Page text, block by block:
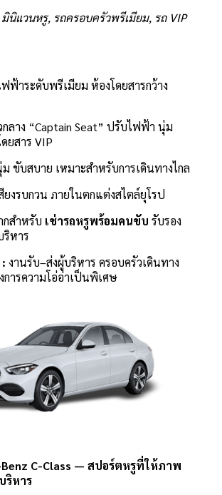
มินิแวนหรู, รถครอบครัวพรีเมียม, รถ VIP
ฟ้าระดับพรีเมียม ห้องโดยสารกว้าง
กลาง “Captain Seat” ปรับไฟฟ้า นุ่ม
ยสาร VIP
ม ขับสบาย เหมาะสำหรับการเดินทางไกล
สียงรบกวน ภายในตกแต่งสไตล์ยุโรป
กสำหรับ เช่ารถหรูพร้อมคนขับ รับรอง
ริหาร
งานรับ–ส่งผู้บริหาร ครอบครัวเดินทาง
ารความโอ่อ่าเป็นพิเศษ
C-Class — สปอร์ตหรูที่ให้ภาพ
ริหาร